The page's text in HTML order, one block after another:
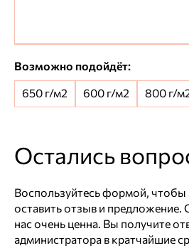
Возможно подойдёт:
650 г/м2
600 г/м2 800 г/
Остались
Воспользуйтесь формой, чтобы
оставить отзыв и предложение.
нас очень ценна. Вы получите
администратора в кратчайшие